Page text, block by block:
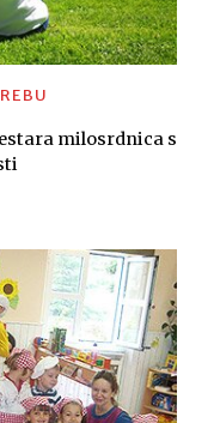
milosrdnica s